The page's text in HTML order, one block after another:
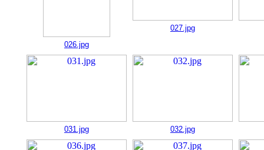
026.jpg
027.jpg
031.jpg 032.jpg